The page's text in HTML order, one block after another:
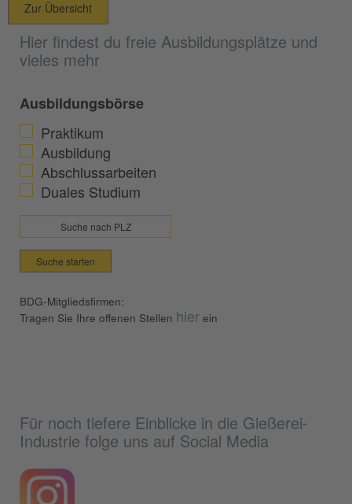
Hier findest du freie Ausbildungsplätze und
vieles mehr
Ausbildungsbörse
Praktikum
Ausbildung
Abschlussarbeiten
Duales Studium
Suche starten
BDG-Mitgliedsfirmen:
Tragen Sie Ihre offenen Stellen hier ein
Für noch tiefere Einblicke in die Gießerei-
Industrie folge uns auf Social Media
Zur Übersicht